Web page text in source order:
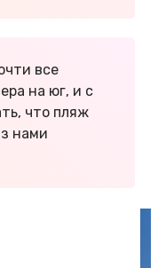
все
на юг, и с
что пляж
нами